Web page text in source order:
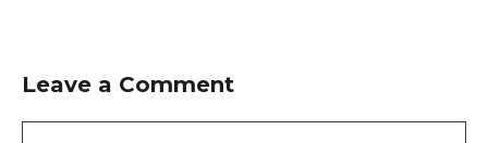
Leave a Comment